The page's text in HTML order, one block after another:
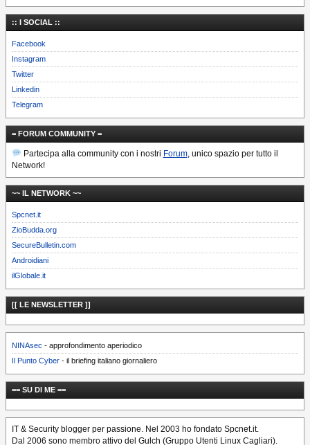
:: I SOCIAL ::
Facebook
Instagram
Twitter
Linkedin
Telegram
= FORUM COMMUNITY =
Partecipa alla community con i nostri Forum, unico spazio per tutto il
Network!
~~ IL NETWORK ~~
Spcnet.it
ZioBudda.org
SecureBulletin.com
Androidiani
ilGlobale.it
[[ LE NEWSLETTER ]]
NINAsec - approfondimento aperiodico
Il Punto Cyber - il briefing italiano giornaliero
== SU DI ME ==
IT & Security blogger per passione. Nel 2003 ho fondato Spcnet.it.
Dal 2006 sono membro attivo del Gulch (Gruppo Utenti Linux Cagliari).